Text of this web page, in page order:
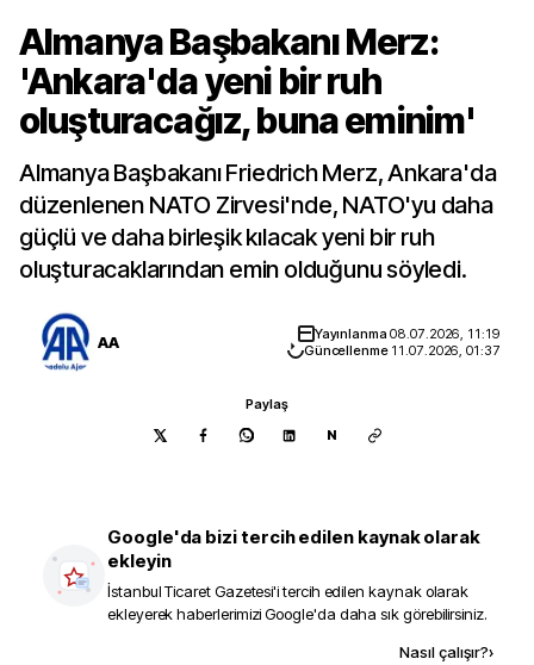
Almanya Başbakanı Merz:
'Ankara'da yeni bir ruh
oluşturacağız, buna eminim'
Almanya Başbakanı Friedrich Merz, Ankara'da
düzenlenen NATO Zirvesi'nde, NATO'yu daha
güçlü ve daha birleşik kılacak yeni bir ruh
oluşturacaklarından emin olduğunu söyledi.
AA Yayınlanma08.07.2026, 11:19
Güncellenme 11.07.2026, 01:37
Paylaş
N
Google'da bizi tercih edilen kaynak olarak
ekleyin
İstanbul Ticaret Gazetesi'i tercih edilen kaynak olarak
ekleyerek haberlerimizi Google'da daha sık görebilirsiniz.
Nasıl çalışır?›